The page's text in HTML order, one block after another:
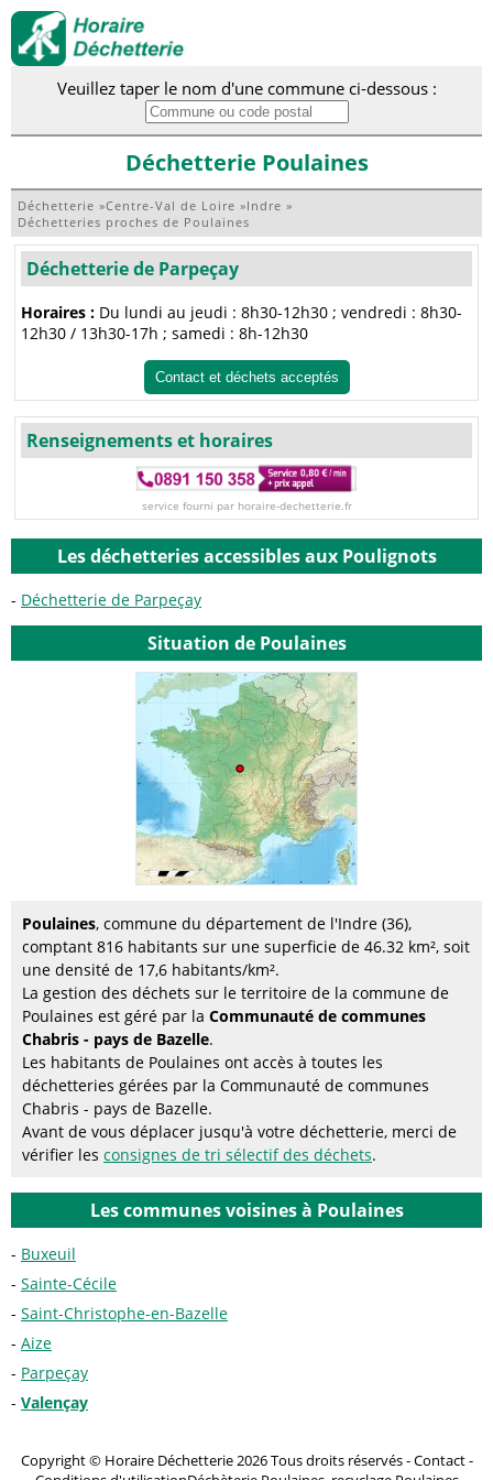
Veuillez taper le nom d'une commune ci-dessous :
Déchetterie Poulaines
Déchetterie »Centre-Val de Loire »Indre »
Déchetteries proches de Poulaines
Déchetterie de Parpeçay
Horaires : Du lundi au jeudi : 8h30-12h30 ; vendredi : 8h30-
12h30 / 13h30-17h ; samedi : 8h-12h30
Contact et déchets acceptés
Renseignements et horaires
service fourni par horaire-dechetterie.fr
Les déchetteries accessibles aux Poulignots
Déchetterie de Parpeçay
Situation de Poulaines
Poulaines, commune du département de l'Indre (36),
comptant 816 habitants sur une superficie de 46.32 km², soit
une densité de 17,6 habitants/km².
La gestion des déchets sur le territoire de la commune de
Poulaines est géré par la Communauté de communes
Chabris - pays de Bazelle.
Les habitants de Poulaines ont accès à toutes les
déchetteries gérées par la Communauté de communes
Chabris - pays de Bazelle.
Avant de vous déplacer jusqu'à votre déchetterie, merci de
vérifier les consignes de tri sélectif des déchets.
Les communes voisines à Poulaines
Buxeuil
Sainte-Cécile
Saint-Christophe-en-Bazelle
Aize
Parpeçay
Valençay
Copyright © Horaire Déchetterie 2026 Tous droits réservés -Contact-